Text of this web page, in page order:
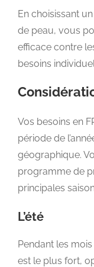
En choisissant
de peau, vous
efficace contre
besoins
Vos besoins en
période de
géographique.
programme de
principales
L’été
Pendant les
est le plus fort,